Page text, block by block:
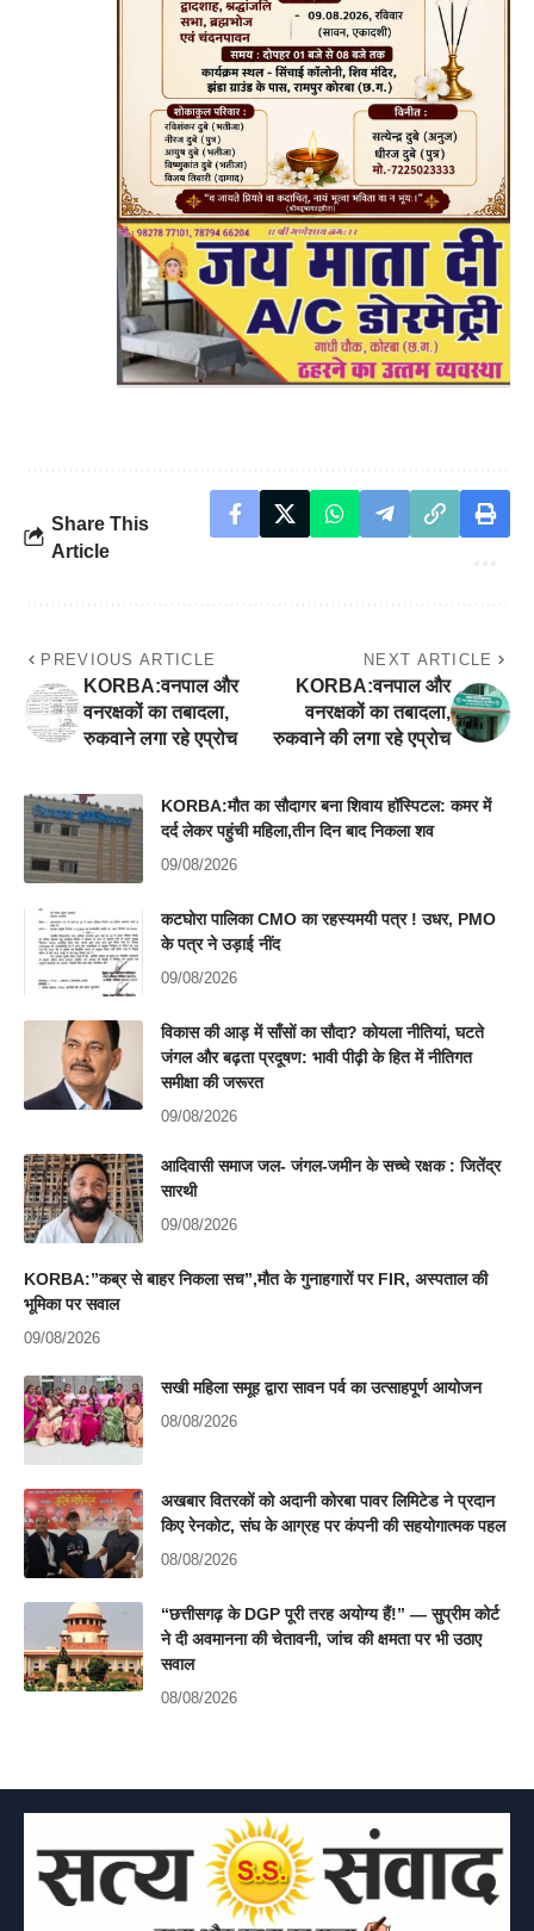
Share This
Article
PREVIOUS ARTICLE
KORBA:वनपाल और
वनरक्षकों का तबादला,
रुकवाने लगा रहे एप्रोच
NEXT ARTICLE
KORBA:वनपाल और
वनरक्षकों का तबादला,
रुकवाने की लगा रहे एप्रोच
KORBA:मौत का सौदागर बना शिवाय हॉस्पिटल: कमर में
दर्द लेकर पहुंची महिला,तीन दिन बाद निकला शव
09/08/2026
कटघोरा पालिका CMO का रहस्यमयी पत्र ! उधर, PMO
के पत्र ने उड़ाई नींद
09/08/2026
विकास की आड़ में साँसों का सौदा? कोयला नीतियां, घटते
जंगल और बढ़ता प्रदूषण: भावी पीढ़ी के हित में नीतिगत
समीक्षा की जरूरत
09/08/2026
आदिवासी समाज जल- जंगल-जमीन के सच्चे रक्षक : जितेंद्र
सारथी
09/08/2026
KORBA:”कब्र से बाहर निकला सच”,मौत के गुनाहगारों पर FIR, अस्पताल की
भूमिका पर सवाल
09/08/2026
सखी महिला समूह द्वारा सावन पर्व का उत्साहपूर्ण आयोजन
08/08/2026
अखबार वितरकों को अदानी कोरबा पावर लिमिटेड ने प्रदान
किए रेनकोट, संघ के आग्रह पर कंपनी की सहयोगात्मक पहल
08/08/2026
“छत्तीसगढ़ के DGP पूरी तरह अयोग्य हैं!” — सुप्रीम कोर्ट
ने दी अवमानना की चेतावनी, जांच की क्षमता पर भी उठाए
सवाल
08/08/2026